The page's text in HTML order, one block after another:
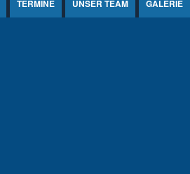
TERMINE UNSER TEAM GALERIE